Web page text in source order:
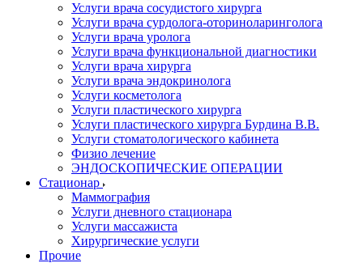
Услуги врача сосудистого хирурга
Услуги врача сурдолога-оториноларинголога
Услуги врача уролога
Услуги врача функциональной диагностики
Услуги врача хирурга
Услуги врача эндокринолога
Услуги косметолога
Услуги пластического хирурга
Услуги пластического хирурга Бурдина В.В.
Услуги стоматологического кабинета
Физио лечение
ЭНДОСКОПИЧЕСКИЕ ОПЕРАЦИИ
Стационар
Маммография
Услуги дневного стационара
Услуги массажиста
Хирургические услуги
Прочие